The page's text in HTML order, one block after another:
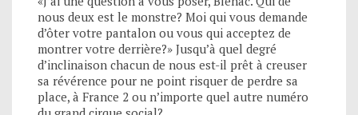
nous deux est le monstre? Moi qui vous demande
d’ôter votre pantalon ou vous qui acceptez de
montrer votre derrière?» Jusqu’à quel degré
d’inclinaison chacun de nous est-il prêt à creuser
sa révérence pour ne point risquer de perdre sa
place, à France 2 ou n’importe quel autre numéro